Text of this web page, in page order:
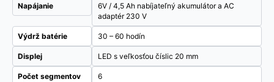
Napájanie
6V / 4,5 Ah nabíjateľný akumulátor a AC
adaptér 230 V
Výdrž batérie 30 – 60 hodín
Displej LED s veľkosťou číslic 20 mm
Počet segmentov
6